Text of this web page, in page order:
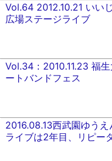
Vol.64 2012.10.21 いい
広場ステージライブ
Vol.34：2010.11.23 福
ートバンドフェス
2016.08.13西武園ゆう
ライブは2年目、リピー